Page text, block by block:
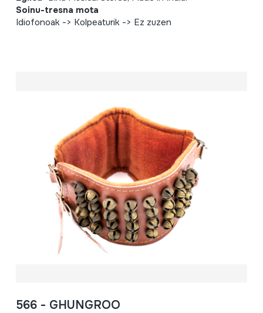
Soinu-tresna mota
Idiofonoak -> Kolpeaturik -> Ez zuzen
566 - GHUNGROO